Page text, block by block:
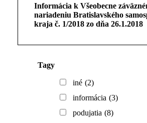
Informácia k Všeobecne
nariadeniu Bratislavského
kraja č. 1/2018 zo dňa 26.1.2018
Tagy
iné (2)
informácia (3)
podujatia (8)